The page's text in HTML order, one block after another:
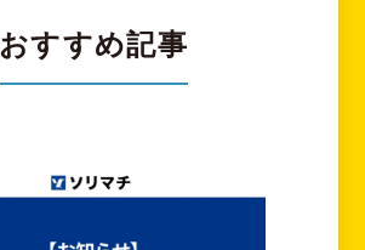
おすすめ記事